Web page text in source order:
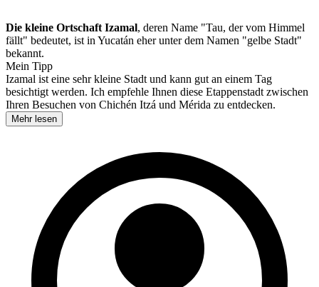
Die kleine Ortschaft Izamal, deren Name "Tau, der vom Himmel
fällt" bedeutet, ist in Yucatán eher unter dem Namen "gelbe Stadt"
bekannt.
Mein Tipp
Izamal ist eine sehr kleine Stadt und kann gut an einem Tag
besichtigt werden. Ich empfehle Ihnen diese Etappenstadt zwischen
Ihren Besuchen von Chichén Itzá und Mérida zu entdecken.
Mehr lesen